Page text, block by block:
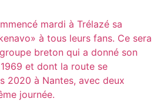
mardi à Trélazé sa
à tous leurs fans. Ce sera
breton qui a donné son
et dont la route se
2020 à Nantes, avec deux
journée.